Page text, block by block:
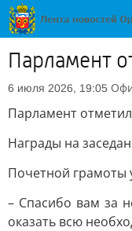
Парламент
6 июля 2026, 19:05
Парламент
Награды на
Почетной грамоты
– Спасибо вам за
оказать всю